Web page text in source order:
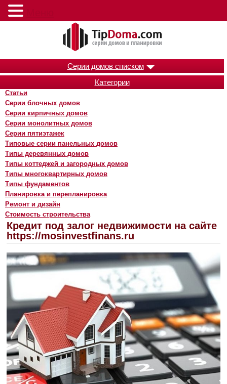
Серии домов списком
Категории
Статьи
Серии блочных домов
Серии кирпичных домов
Серии монолитных домов
Серии пятиэтажек
Типовые серии панельных домов
Типы деревянных домов
Типы коттеджей и загородных домов
Типы многоквартирных домов
Типы фундаментов
Планировка и перепланировка
Ремонт и дизайн
Стоимость строительства
Кредит под залог недвижимости на сайте
https://mosinvestfinans.ru